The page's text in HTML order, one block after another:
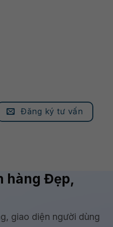
Đăng ký tư vấn
hàng Đẹp,
giao diện người dùng